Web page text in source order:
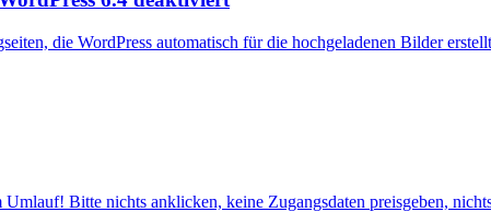
die WordPress automatisch für die hochgeladenen Bilder
Bitte nichts anklicken, keine Zugangsdaten preisgeben,